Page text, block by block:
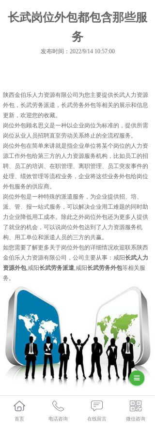
长武岗位外包都包含那些服
务
发布时间：2022/9/14 10:57:00
陕西金伯乐人力资源有限公司为您主要提供长武人力资源
外包 ，长武劳务派遣，长武劳务外包等相关的展示和信息
更新，欢迎您的收藏。
岗位外包顾名思义是一种以企业岗位为标准的，提供所需
岗位从业人员招聘直至劳动关系终止的全流程服务。
岗位外包在简单来讲就是指企业单位将某个岗位的人力资
源工作外包给第三方的人力资源服务机构，比如员工的招
聘、员工的培训、在职管理、离职管理、员工突发事件的
处理、绩效管理等流程业务，企业将这些业务外包给岗位
外包服务的供应商。
岗位外包是一种特殊的派遣服务，为企业提供招、培、
派、管、报一站式服务，可以解决企业用工难题的同时助
力企业降低用工成本。除此之外岗位外包还为更多人提供
了就业的机会，可以说岗位外包达到了人力资源服务机
构、用工单位和派遣人员的三方的共赢。
如您需要了解更多关于岗位外包的详细情况欢迎联系陕西
金伯乐人力资源有限公司，公司主要从事：咸阳长武人力
资源外包,咸阳长武劳务派遣,咸阳长武劳务外包等相关服
务。
长武人力资源外包多少钱？长武劳务派遣报价？长武劳务
外包好不好？陕西金伯乐人力资源有限公司专业长武人力
首页 电话咨询 在线留言 微信咨询